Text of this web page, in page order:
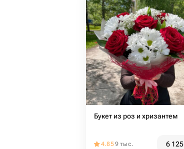
Букет из роз и хризантем
4.859 тыс. 6 125